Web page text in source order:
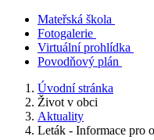
Mateřská škola
Fotogalerie
Virtuální prohlídka
Povodňový plán
Úvodní stránka
Život v obci
Aktuality
Leták - Informace pro